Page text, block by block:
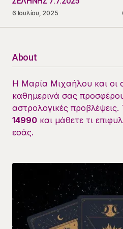
6 Ιουλίου, 2025
About
Η Μαρία Μιχαήλου και οι
καθημερινά σας
αστρολογικές
14990 και μάθετε τι
εσάς.